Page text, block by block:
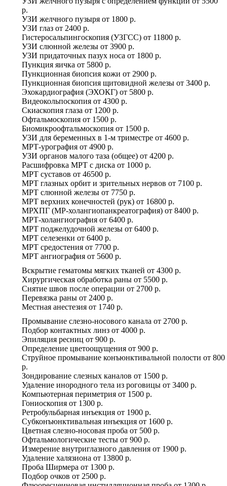
р.
УЗИ желчного пузыря от 1800 р.
УЗИ глаз от 2400 р.
Гистеросальпингоскопия (УЗГСС) от 11800 р.
УЗИ слюнной железы от 3900 р.
УЗИ придаточных пазух носа от 1800 р.
Пункция яичка от 5800 р.
Пункционная биопсия кожи от 2900 р.
Пункционная биопсия щитовидной железы от 3400 р.
Эхокардиография (ЭХОКГ) от 5800 р.
Видеокольпоскопия от 4300 р.
Скиаскопия глаза от 1200 р.
Офтальмоскопия от 1500 р.
Биомикроофтальмоскопия от 1500 р.
УЗИ для беременных в 1-м триместре от 4600 р.
МРТ-урография от 4900 р.
УЗИ органов малого таза (общее) от 4200 р.
Расшифровка МРТ с диска от 1000 р.
МРТ суставов от 46500 р.
МРТ глазных орбит и зрительных нервов от 7100 р.
МРТ слюнной железы от 7750 р.
МРТ верхних конечностей (рук) от 16800 р.
МРХПГ (МР-холангиопанкреатография) от 8400 р.
МРТ-холангиография от 6400 р.
МРТ поджелудочной железы от 6400 р.
МРТ селезенки от 6400 р.
МРТ средостения от 7700 р.
МРТ ангиография от 5600 р.
Вскрытие гематомы мягких тканей от 4300 р.
Хирургическая обработка раны от 5500 р.
Снятие швов после операции от 2700 р.
Перевязка раны от 2400 р.
Местная анестезия от 1740 р.
Промывание слезно-носового канала от 2700 р.
Подбор контактных линз от 4000 р.
Эпиляция ресниц от 900 р.
Определение цветоощущения от 900 р.
Струйное промывание конъюнктивальной полости от 800
р.
Зондирование слезных каналов от 1500 р.
Удаление инородного тела из роговицы от 3400 р.
Компьютерная периметрия от 1500 р.
Гониоскопия от 1300 р.
Ретробульбарная инъекция от 1900 р.
Субконъюнктивальная инъекция от 1600 р.
Цветная слезно-носовая проба от 500 р.
Офтальмологические тесты от 900 р.
Измерение внутриглазного давления от 1900 р.
Удаление халязиона от 13800 р.
Проба Ширмера от 1300 р.
Подбор очков от 2500 р.